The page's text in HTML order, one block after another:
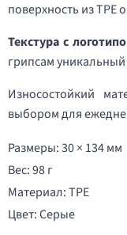
поверхность из
Текстура с
грипсам
Износостойкий
выбором для
Размеры: 30 × 134 мм
Вес: 98 г
Материал: TPE
Цвет: Серые